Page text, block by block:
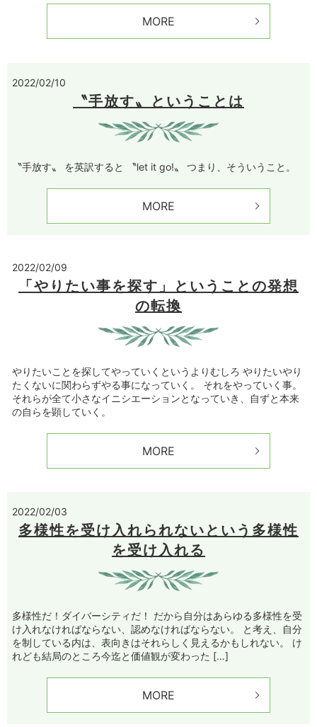
MORE
2022/02/10
〝手放す〟ということは
〝手放す〟 を英訳すると 〝let it go!〟 つまり、そういうこと。
MORE
2022/02/09
「やりたい事を探す」ということの発想
の転換
やりたいことを探してやっていくというよりむしろ やりたいやり
たくないに関わらずやる事になっていく。 それをやっていく事。
それらが全て小さなイニシエーションとなっていき、自ずと本来
の自らを顕していく。
MORE
2022/02/03
多様性を受け入れられないという多様性
を受け入れる
多様性だ！ダイバーシティだ！ だから自分はあらゆる多様性を受
け入れなければならない、認めなければならない。 と考え、自分
を制している内は、表向きはそれらしく見えるかもしれない。 け
れども結局のところ今迄と価値観が変わった […]
MORE